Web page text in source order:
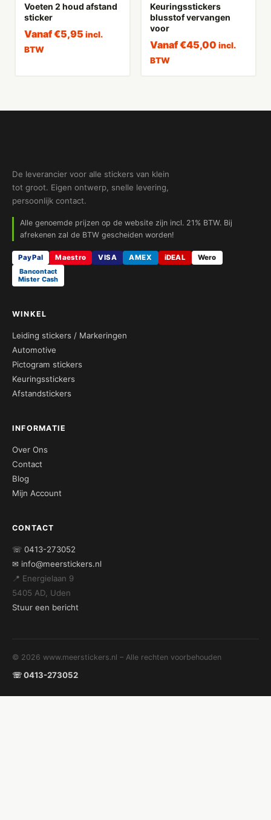
Voeten 2 houd afstand
sticker
Vanaf€5,95 incl.
BTW
Keuringsstickers
blusstof vervangen
voor
Vanaf€45,00 incl.
BTW
De leverancier voor alle stickers van klein
tot groot. Eigen ontwerp, snelle levering,
persoonlijk contact.
Alle genoemde prijzen op de website zijn incl. 21% BTW. Bij
afrekenen zal de BTW gescheiden worden!
PayPal Maestro VISA AMEX iDEAL
Wero
Bancontact
Mister Cash
WINKEL
Leiding stickers / Markeringen
Automotive
Pictogram stickers
Keuringsstickers
Afstandstickers
INFORMATIE
Over Ons
Contact
Blog
Mijn Account
CONTACT
☏ 0413-273052
✉ info@meerstickers.nl
📍 Energielaan 9
5405 AD, Uden
Stuur een bericht
© 2026 www.meerstickers.nl – Alle rechten voorbehouden
☏ 0413-273052